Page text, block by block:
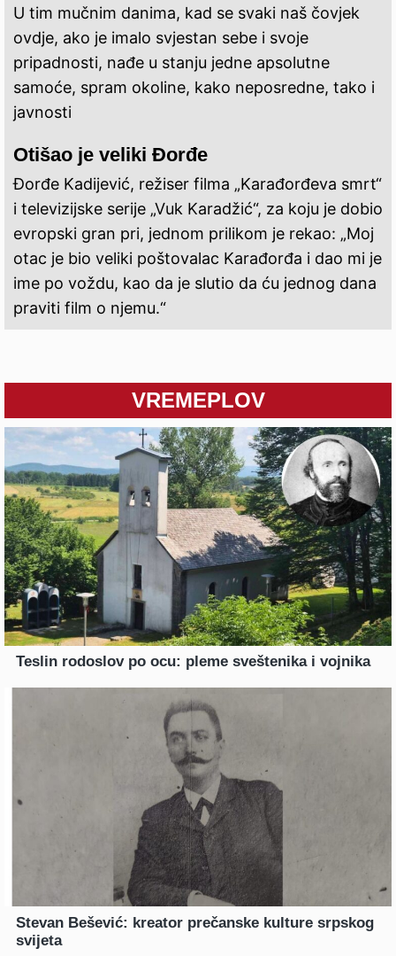
U tim mučnim danima, kad se svaki naš čovjek
ovdje, ako je imalo svjestan sebe i svoje
pripadnosti, nađe u stanju jedne apsolutne
samoće, spram okoline, kako neposredne, tako i
javnosti
Otišao je veliki Đorđe
Đorđe Kadijević, režiser filma „Karađorđeva smrt“
i televizijske serije „Vuk Karadžić“, za koju je dobio
evropski gran pri, jednom prilikom je rekao: „Moj
otac je bio veliki poštovalac Karađorđa i dao mi je
ime po voždu, kao da je slutio da ću jednog dana
praviti film o njemu.“
VREMEPLOV
Teslin rodoslov po ocu: pleme sveštenika i vojnika
Stevan Bešević: kreator prečanske kulture srpskog
svijeta